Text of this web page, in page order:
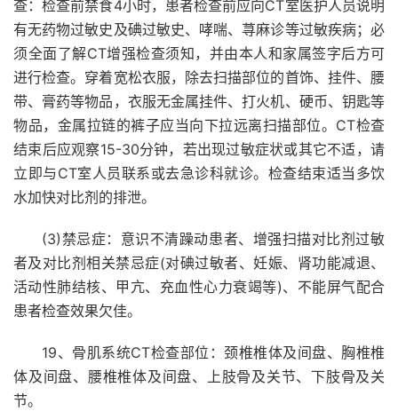
查：检查前禁食4小时，患者检查前应向CT室医护人员说明
有无药物过敏史及碘过敏史、哮喘、荨麻诊等过敏疾病；必
须全面了解CT增强检查须知，并由本人和家属签字后方可
进行检查。穿着宽松衣服，除去扫描部位的首饰、挂件、腰
带、膏药等物品，衣服无金属挂件、打火机、硬币、钥匙等
物品，金属拉链的裤子应当向下拉远离扫描部位。CT检查
结束后应观察15-30分钟，若出现过敏症状或其它不适，请
立即与CT室人员联系或去急诊科就诊。检查结束适当多饮
水加快对比剂的排泄。
(3)禁忌症：意识不清躁动患者、增强扫描对比剂过敏
者及对比剂相关禁忌症(对碘过敏者、妊娠、肾功能减退、
活动性肺结核、甲亢、充血性心力衰竭等)、不能屏气配合
患者检查效果欠佳。
19、骨肌系统CT检查部位：颈椎椎体及间盘、胸椎椎
体及间盘、腰椎椎体及间盘、上肢骨及关节、下肢骨及关
节。